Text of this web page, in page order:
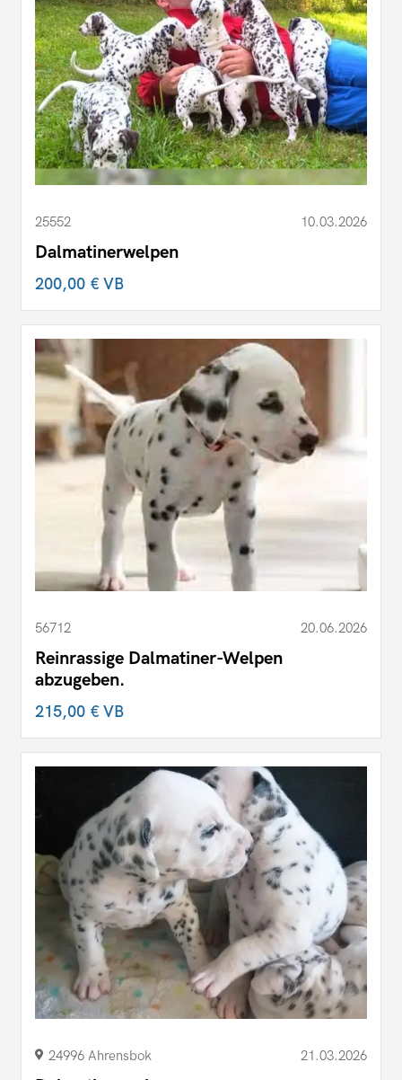
25552 10.03.2026
Dalmatinerwelpen
200,00 €VB
56712 20.06.2026
Reinrassige Dalmatiner-Welpen
abzugeben.
215,00 €VB
24996 Ahrensbok 21.03.2026